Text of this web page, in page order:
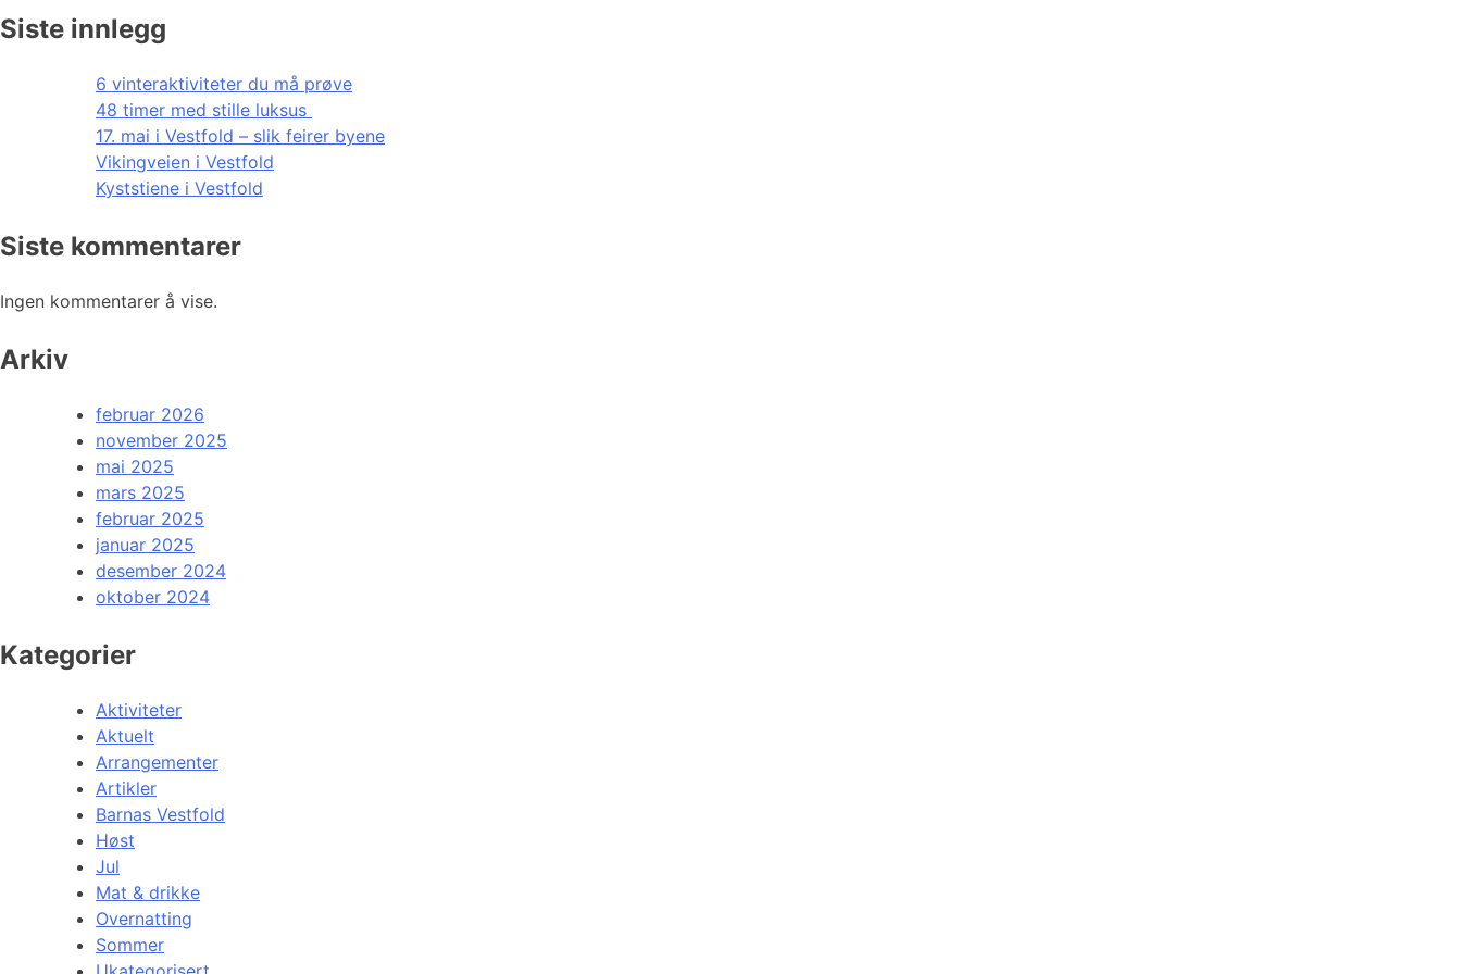
Siste innlegg
6 vinteraktiviteter du må prøve
48 timer med stille luksus
17. mai i Vestfold – slik feirer byene
Vikingveien i Vestfold
Kyststiene i Vestfold
Siste kommentarer
Ingen kommentarer å vise.
Arkiv
februar 2026
november 2025
mai 2025
mars 2025
februar 2025
januar 2025
desember 2024
oktober 2024
Kategorier
Aktiviteter
Aktuelt
Arrangementer
Artikler
Barnas Vestfold
Høst
Jul
Mat & drikke
Overnatting
Sommer